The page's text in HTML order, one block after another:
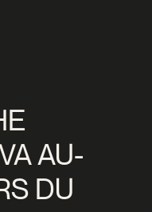
AU-
DU